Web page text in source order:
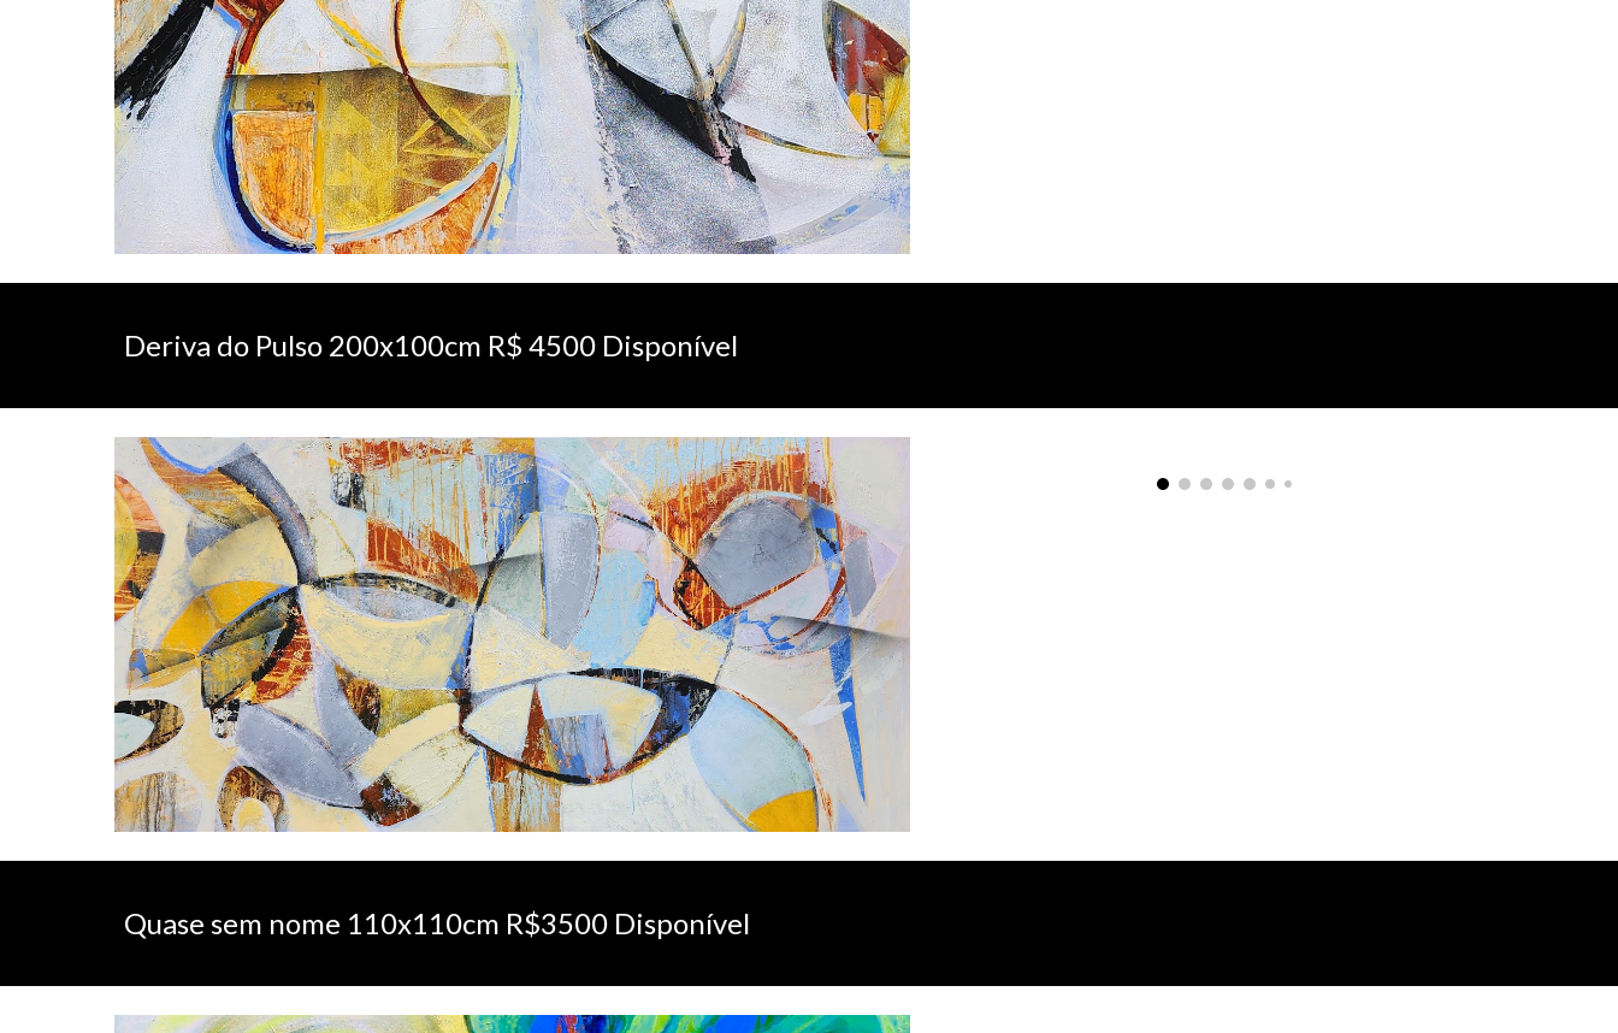
Deriva do Pulso 200x100cm R$ 4500 Disponível
Quase sem nome 110x110cm R$3500 Disponível